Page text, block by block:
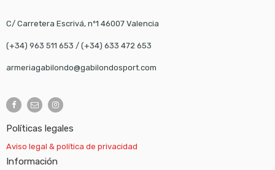
C/ Carretera Escrivá, nº1 46007 Valencia
(+34) 963 511 653 / (+34) 633 472 653
armeriagabilondo@gabilondosport.com
Políticas legales
Aviso legal & política de privacidad
Información